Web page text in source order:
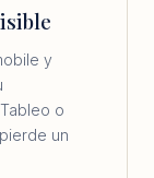
y
o
un